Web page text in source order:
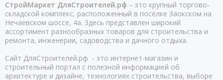
СтройМаркет ДляСтроителей.рф – это крупный торгово-
складской комплекс, расположенный в посёлке Заокском на
Нечаевском шоссе, 4а. Здесь представлен широкий
ассортимент разнообразных товаров для строительства и
ремонта, инженерии, садоводства и дачного отдыха.
Сайт ДляСтроителей.рф - это интернет-магазин и
строительный портал с полезной информацией об
архитектуре и дизайне, технологиях строительства, выборе